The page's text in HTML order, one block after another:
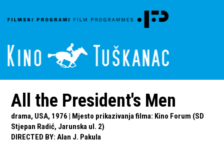
All the President's Men
drama, USA, 1976 | Mjesto prikazivanja filma: Kino Forum (SD
Stjepan Radić, Jarunska ul. 2)
DIRECTED BY: Alan J. Pakula